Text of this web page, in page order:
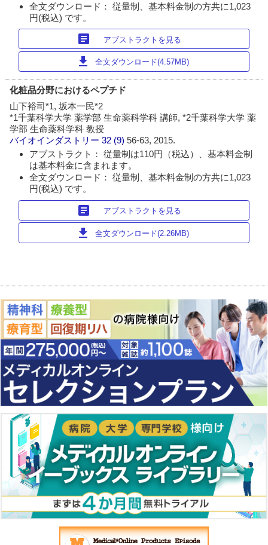
全文ダウンロード： 従量制、基本料金制の方共に1,023
円(税込) です。
article アブストラクトを見る
download 全文ダウンロード(4.57MB)
化粧品分野におけるペプチド
山下裕司*1, 坂本一民*2
*1千葉科学大学 薬学部 生命薬科学科 講師, *2千葉科学大学 薬
学部 生命薬科学科 教授
バイオインダストリー 32 (9)56-63, 2015.
アブストラクト： 従量制は110円（税込）、基本料金制
は基本料金に含まれます。
全文ダウンロード： 従量制、基本料金制の方共に1,023
円(税込) です。
article アブストラクトを見る
download 全文ダウンロード(2.26MB)